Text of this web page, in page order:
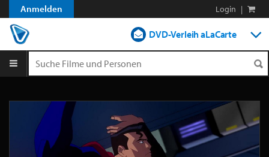
Anmelden Login |
DVD-Verleih aLaCarte
Blog